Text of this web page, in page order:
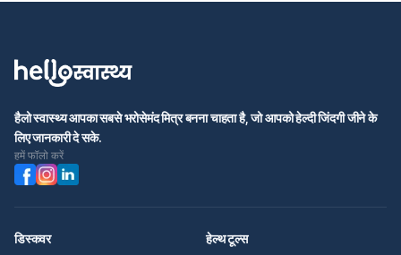
हैलो स्वास्थ्य आपका सबसे भरोसेमंद मित्र बनना चाहता है, जो आपको हेल्दी जिंदगी जीने के
लिए जानकारी दे सके.
हमें फॉलो करें
डिस्कवर हेल्थ टूल्स